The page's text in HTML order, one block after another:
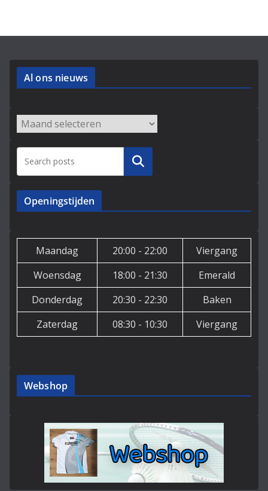
Al ons nieuws
Archieven
Zoeken
Openingstijden
Maandag 20:00 - 22:00
Viergang
Woensdag
18:00 - 21:30
Emerald
Donderdag
20:30 - 22:30
Baken
Zaterdag
08:30 - 10:30 Viergang
Webshop